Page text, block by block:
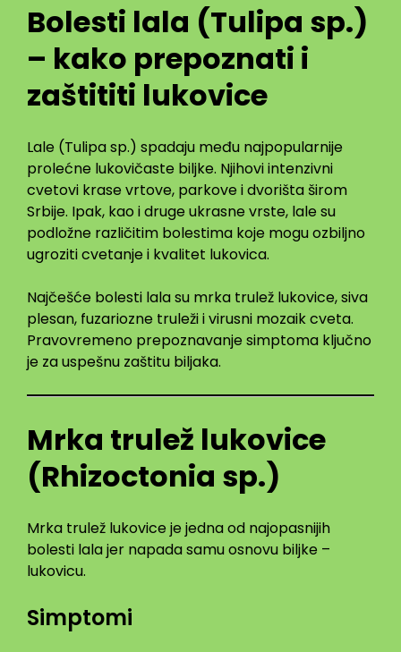
Bolesti lala (Tulipa sp.)
– kako prepoznati i
zaštititi lukovice
Lale (Tulipa sp.) spadaju među najpopularnije
prolećne lukovičaste biljke. Njihovi intenzivni
cvetovi krase vrtove, parkove i dvorišta širom
Srbije. Ipak, kao i druge ukrasne vrste, lale su
podložne različitim bolestima koje mogu ozbiljno
ugroziti cvetanje i kvalitet lukovica.
Najčešće bolesti lala su mrka trulež lukovice, siva
plesan, fuzariozne truleži i virusni mozaik cveta.
Pravovremeno prepoznavanje simptoma ključno
je za uspešnu zaštitu biljaka.
Mrka trulež lukovice
(Rhizoctonia sp.)
Mrka trulež lukovice je jedna od najopasnijih
bolesti lala jer napada samu osnovu biljke –
lukovicu.
Simptomi